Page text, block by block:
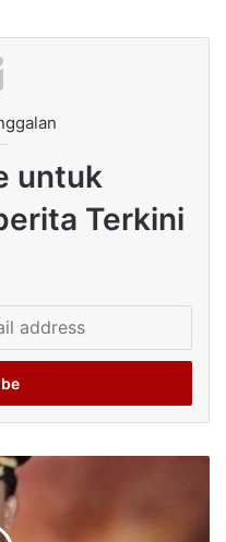
untuk
Terkini